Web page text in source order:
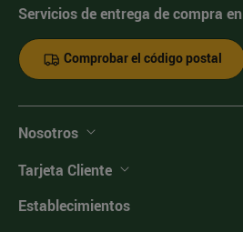
Servicios de entrega de compra
Comprobar el código postal
Nosotros
Tarjeta Cliente
Establecimientos